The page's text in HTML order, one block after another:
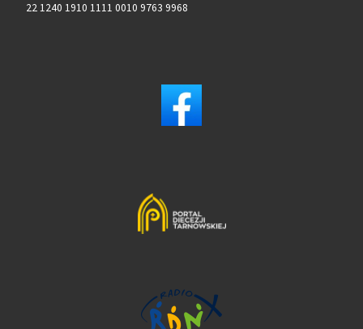
22 1240 1910 1111 0010 9763 9968